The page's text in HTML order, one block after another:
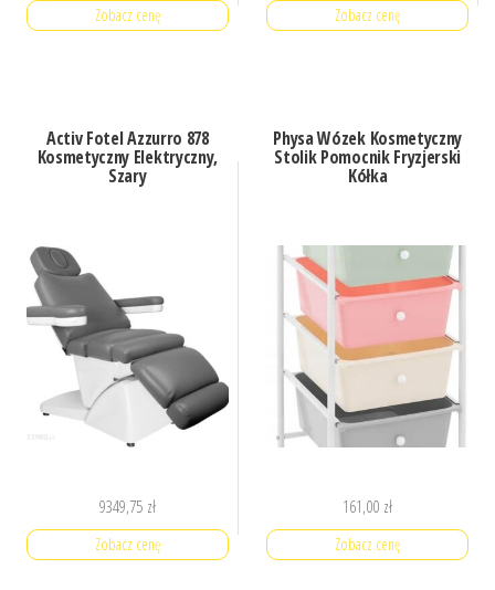
Zobacz cenę Zobacz cenę
Activ Fotel Azzurro 878
Kosmetyczny Elektryczny,
Szary
9349,75 zł
Zobacz cenę
Physa Wózek Kosmetyczny
Stolik Pomocnik Fryzjerski
Kółka
161,00 zł
Zobacz cenę